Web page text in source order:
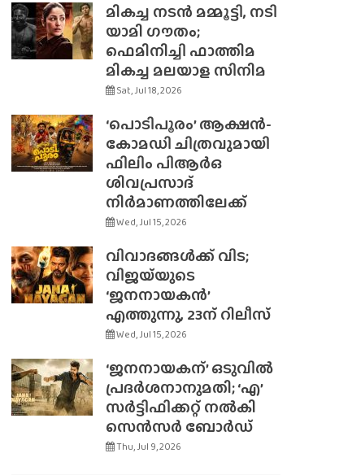
മികച്ച നടൻ മമ്മൂട്ടി, നടി
യാമി ഗൗതം;
ഫെമിനിച്ചി ഫാത്തിമ
മികച്ച മലയാള സിനിമ
Sat, Jul 18, 2026
‘പൊടിപൂരം’ ആക്ഷൻ-
കോമഡി ചിത്രവുമായി
ഫിലിം പിആർഒ
ശിവപ്രസാദ്
നിർമാണത്തിലേക്ക്
Wed, Jul 15, 2026
വിവാദങ്ങൾക്ക് വിട;
വിജയ്‌യുടെ
‘ജനനായകൻ’
എത്തുന്നു, 23ന് റിലീസ്
Wed, Jul 15, 2026
‘ജനനായകന്’ ഒടുവിൽ
പ്രദർശനാനുമതി; ‘എ’
സർട്ടിഫിക്കറ്റ് നൽകി
സെൻസർ ബോർഡ്
Thu, Jul 9, 2026